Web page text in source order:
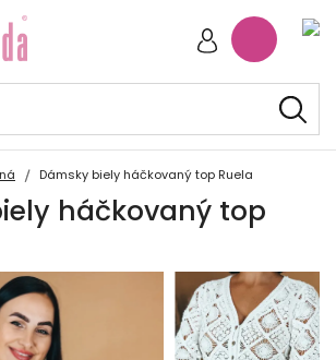
Dámsky biely háčkovaný top Ruela
háčkovaný top